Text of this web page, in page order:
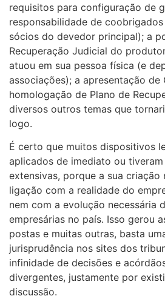
requisitos para configuração de
responsabilidade de
sócios do devedor principal); a
Recuperação Judicial do
atuou em sua pessoa física (e
associações); a apresentação de
homologação de Plano de
diversos outros temas que
logo.
É certo que muitos dispositivos
aplicados de imediato ou
extensivas, porque a sua criação
ligação com a realidade do
nem com a evolução necessária
empresárias no país. Isso gerou
postas e muitas outras, basta
jurisprudência nos sites dos
infinidade de decisões e
divergentes, justamente por
discussão.